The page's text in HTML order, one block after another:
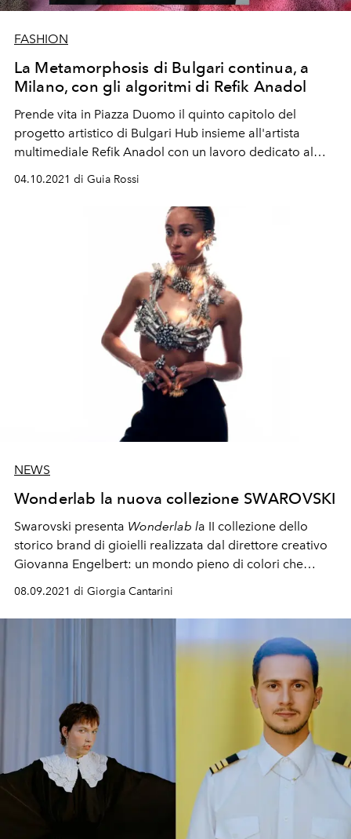
FASHION
La Metamorphosis di Bulgari continua, a
Milano, con gli algoritmi di Refik Anadol
Prende vita in Piazza Duomo il quinto capitolo del
progetto artistico di Bulgari Hub insieme all'artista
multimediale Refik Anadol con un lavoro dedicato al
04.10.2021 di Guia Rossi
NEWS
Wonderlab la nuova collezione SWAROVSKI
Swarovski presenta Wonderlab la II collezione dello
storico brand di gioielli realizzata dal direttore creativo
Giovanna Engelbert: un mondo pieno di colori che
08.09.2021 di Giorgia Cantarini